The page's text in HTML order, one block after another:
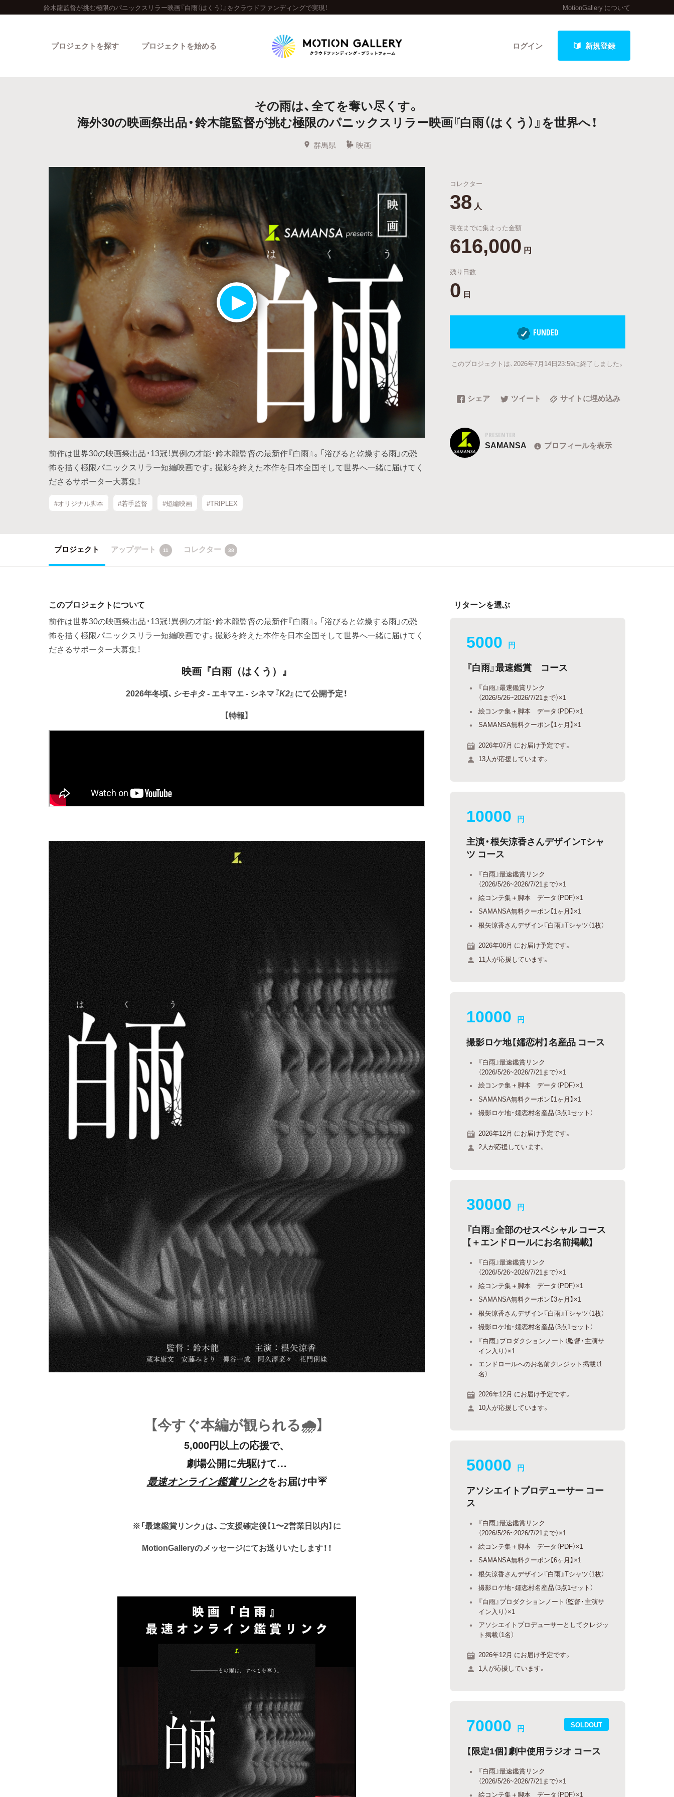
鈴木龍監督が挑む極限のパニックスリラー映画『白雨（はくう）』をクラウドファンディングで実現！ MotionGallery について
ログイン 新規登録
プロジェクトを探す
人気のプロジェクト 新着プロジェクト 終了間近のプロジェクト
Feature
カテゴリーから探す タグから探す キュレーターから探す 特集から探す
Legendary
最新達成プロジェクト 調達額が大きいプロジェクト
プロジェクトを始める
その雨は、全てを奪い尽くす。
海外30の映画祭出品・鈴木龍監督が挑む極限のパニックスリラー映画『白雨（はくう）』を世界へ！
群馬県 映画
前作は世界30の映画祭出品・13冠！異例の才能・鈴木龍監督の最新作『白雨』。「浴びると乾燥する雨」の恐
怖を描く極限パニックスリラー短編映画です。撮影を終えた本作を日本全国そして世界へ一緒に届けてく
ださるサポーター大募集！
#オリジナル脚本 #若手監督 #短編映画 #TRIPLEX
コレクター
38 人
現在までに集まった金額
616,000 円
残り日数
0 日
FUNDED
このプロジェクトは、2026年7月14日23:59に終了しました。
シェア ツイート サイトに埋め込み
PRESENTER
SAMANSA プロフィールを表示
プロジェクト アップデート 11 コレクター 38
このプロジェクトについて
前作は世界30の映画祭出品・13冠！異例の才能・鈴木龍監督の最新作『白雨』。「浴びると乾燥する雨」の恐
怖を描く極限パニックスリラー短編映画です。撮影を終えた本作を日本全国そして世界へ一緒に届けてく
ださるサポーター大募集！
映画『白雨（はくう）』
2026年冬頃、 シモキタ- エキマエ - シネマ『K2』にて公開予定！
【特報】
【今すぐ本編が観られる🌧️】
5,000円以上の応援で、
劇場公開に先駆けて…
最速オンライン鑑賞リンクをお届け中☔️
※「最速鑑賞リンク」は、 ご支援確定後【1〜2営業日以内】に
MotionGalleryのメッセージにてお送りいたします！！
リターンを選ぶ
5000 円
『白雨』最速鑑賞 コース
『白雨』最速鑑賞リンク
（2026/5/26~2026/7/21まで）×1
絵コンテ集＋脚本 データ（PDF）×1
SAMANSA無料クーポン【1ヶ月】×1
2026年07月 にお届け予定です。
13人が応援しています。
10000 円
主演・根矢涼香さんデザインTシャ
ツ コース
『白雨』最速鑑賞リンク
（2026/5/26~2026/7/21まで）×1
絵コンテ集＋脚本 データ（PDF）×1
SAMANSA無料クーポン【1ヶ月】×1
根矢涼香さんデザイン『白雨』Tシャツ（1枚）
2026年08月 にお届け予定です。
11人が応援しています。
10000 円
撮影ロケ地【嬬恋村】名産品 コース
『白雨』最速鑑賞リンク
（2026/5/26~2026/7/21まで）×1
絵コンテ集＋脚本 データ（PDF）×1
SAMANSA無料クーポン【1ヶ月】×1
撮影ロケ地・嬬恋村名産品（3点1セット）
2026年12月 にお届け予定です。
2人が応援しています。
30000 円
『白雨』全部のせスペシャル コース
【＋エンドロールにお名前掲載】
『白雨』最速鑑賞リンク
（2026/5/26~2026/7/21まで）×1
絵コンテ集＋脚本 データ（PDF）×1
SAMANSA無料クーポン【3ヶ月】×1
根矢涼香さんデザイン『白雨』Tシャツ（1枚）
撮影ロケ地・嬬恋村名産品（3点1セット）
『白雨』プロダクションノート（監督・主演サ
イン入り）×1
エンドロールへのお名前クレジット掲載（1
名）
2026年12月 にお届け予定です。
10人が応援しています。
50000 円
アソシエイトプロデューサー コー
ス
『白雨』最速鑑賞リンク
（2026/5/26~2026/7/21まで）×1
絵コンテ集＋脚本 データ（PDF）×1
SAMANSA無料クーポン【6ヶ月】×1
根矢涼香さんデザイン『白雨』Tシャツ（1枚）
撮影ロケ地・嬬恋村名産品（3点1セット）
『白雨』プロダクションノート（監督・主演サ
イン入り）×1
アソシエイトプロデューサーとしてクレジッ
ト掲載（1名）
2026年12月 にお届け予定です。
1人が応援しています。
SOLDOUT
70000 円
【限定1個】劇中使用ラジオ コース
『白雨』最速鑑賞リンク
（2026/5/26~2026/7/21まで）×1
絵コンテ集＋脚本 データ（PDF）×1